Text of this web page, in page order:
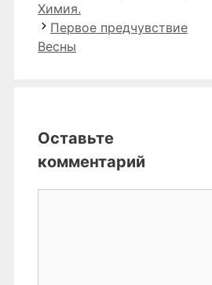
Химия.
Первое предчувствие
Весны
Оставьте
комментарий